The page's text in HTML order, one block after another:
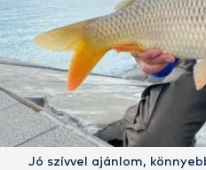
Jó szívvel ajánlom,